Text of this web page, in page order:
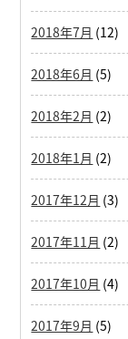
2018年7月 (12)
2018年6月 (5)
2018年2月 (2)
2018年1月 (2)
2017年12月 (3)
2017年11月 (2)
2017年10月 (4)
2017年9月 (5)